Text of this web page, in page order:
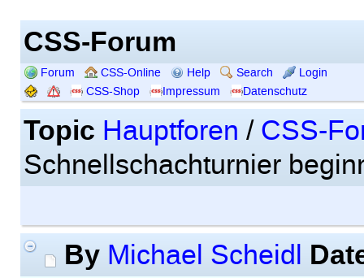
CSS-Forum
Forum CSS-Online Help Search
Login
CSS-Shop
Impressum Datenschutz
Topic Hauptforen / CSS-
Schnellschachturnier
By Michael Scheidl